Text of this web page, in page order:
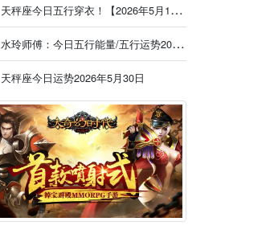
天秤座今日五行穿衣！【2026年5月19日】
水玲师傅：今日五行能量/五行运势2026年5月25日
天秤座今日运势2026年5月30日